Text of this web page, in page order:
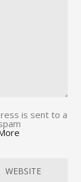
is sent to a